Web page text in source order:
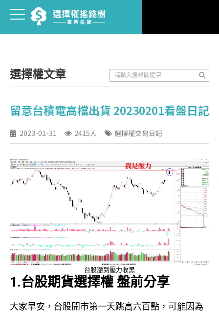
選擇權文章
留意台積電高檔出貨 20230201看盤日記
2023-01-31 2415人 選擇權交易日記
台股漲到壓力收黑
1.台股期貨選擇權 盤前分享
大家早安，台股開市第一天跳高六百點，可能因為